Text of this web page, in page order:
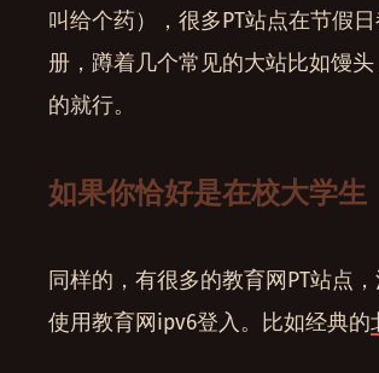
叫给个药），很多PT站点在节假
册，蹲着几个常见的大站比如馒
的就行。
如果你恰好是在校大学生
同样的，有很多的教育网PT站点
使用教育网ipv6登入。比如经典的